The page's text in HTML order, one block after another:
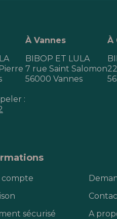
:
À Vannes
BIBOP ET LULA
7 rue Saint Salomon
56000 Vannes
À
compte
sécurisé
A